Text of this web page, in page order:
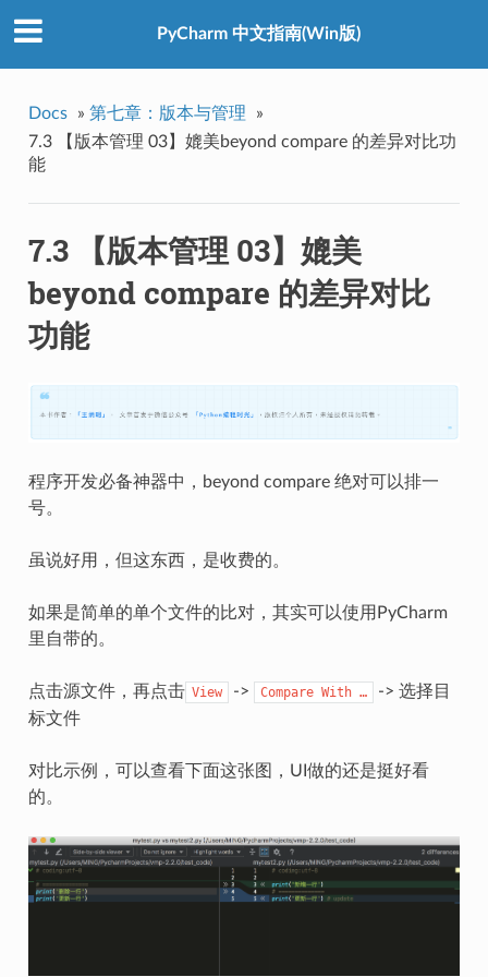
PyCharm 中文指南(Win版)
Docs » 第七章：版本与管理
»
7.3 【版本管理 03】媲美beyond compare 的差异对比功
能
7.3 【版本管理 03】媲美
beyond compare 的差异对比
功能
程序开发必备神器中，beyond compare 绝对可以排一
号。
虽说好用，但这东西，是收费的。
如果是简单的单个文件的比对，其实可以使用PyCharm
里自带的。
点击源文件，再点击 View -> Compare With …
-> 选择目
标文件
对比示例，可以查看下面这张图，UI做的还是挺好看
的。